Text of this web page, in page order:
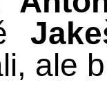
ale